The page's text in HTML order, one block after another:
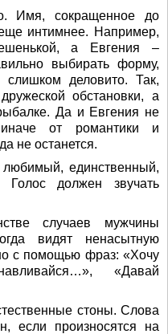
Имя, сокращенное до
еще интимнее. Например,
а Евгения –
выбирать форму,
деловито. Так,
обстановки, а
Да и Евгения не
от романтики и
не останется.
любимый, единственный,
должен звучать
случаев мужчины
видят ненасытную
с помощью фраз: «Хочу
«Давай
стоны. Слова
если произносятся на